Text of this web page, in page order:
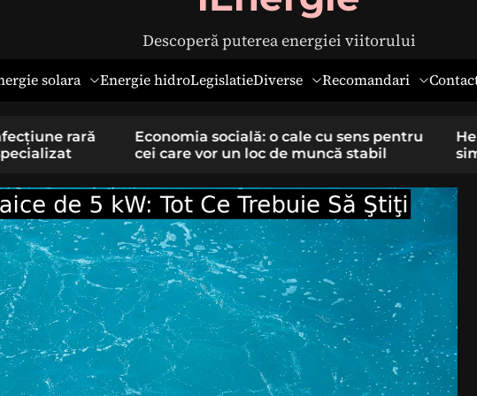
Descoperă puterea energiei viitorului
solara Energie hidroLegislatieDiverse Recomandari
cu sens pentru
stabil
Hernia ombilicală la adulți: cauze,
simptome și tratament chirurgical